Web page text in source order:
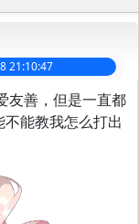
21:10:47
友善，但是一直都
能教我怎么打出